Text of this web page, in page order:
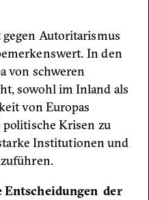
Autoritarismus
In den
von schweren
sowohl im Inland als
von Europas
Krisen zu
Institutionen und
Entscheidungen der